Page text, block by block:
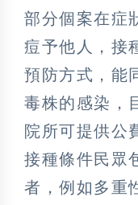
部分個案在症
痘予他人，接
預防方式，能
毒株的感染，
院所可提供公
接種條件民眾
者，例如多重